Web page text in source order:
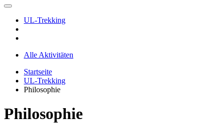
UL-Trekking
Alle Aktivitäten
Startseite
UL-Trekking
Philosophie
Philosophie